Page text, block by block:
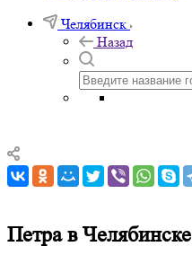
Челябинск
Назад
Петра в Челябинске